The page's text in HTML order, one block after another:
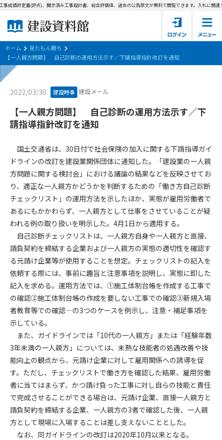
建設資料館とは
東京都の入札資料
国土交通省の入札資料
見たもん勝ち
会員登録について
サポーター会員一覧
会社概要 お問い合わせ
個人情報保護方針
会員規約
績評定書(評点)、開示済み工事設計書、総合評価値、過去の公告原文が無料で閲覧できます。入札に関連す
ホーム
見たもん勝ち
【一人親方問題】 自己診断の運用方法示す／下請指導指針改訂を通知
2022/03/30 建設時事 建設メール
【一人親方問題】 自己診断の運用方法示す／下
請指導指針改訂を通知
国土交通省は、30日付で社会保険の加入に関する下請指導ガイ
ドラインの改訂を建設業関係団体に通知した。「建設業の一人親
方問題に関する検討会」における議論の結果などを反映させてお
り、適正な一人親方かどうかを判断するための「働き方自己診断
チェックリスト」の運用方法を示したほか、実態が雇用労働者で
あるにもかかわらず、一人親方として仕事をさせていることが疑
われる例の取り扱いを明示した。4月1日から適用する。
自己診断チェックリストは、一人親方自身や一人親方と直接、
請負契約を締結する企業および一人親方の実態の適切性を確認す
る元請け企業等が使用することを想定。チェックリストの記入を
依頼する際には、事前に趣旨と注意事項を説明し、実態に即した
記入を求める。運用方法では、①施工体制台帳を作成する工事で
の確認②施工体制台帳の作成を要しない工事での確認③新規入場
者教育等での確認―の3つのケースを例示し、注意・補足事項を
示している。
また、ガイドラインでは「10代の一人親方」または「経験年数
3年未満の一人親方」については、未熟な技能者の処遇改善や技
能向上の観点から、元請け企業に対して雇用関係への誘導を促
す。ただし、チェックリストで働き方を確認した結果、雇用労働
者に当てはまらず、かつ請け負った工事に対し自らの技能と責任
で完成させることができる場合は、元請け企業、直接一人親方と
請負契約を締結する企業、一人親方の3者で確認した後、一人親
方として現場に入場することは差し支えないこととした。
なお、同ガイドラインの改訂は2020年10月以来となる。
第1条（規約の目的）
会員サービスの利用条件等について定めるものです。
2. 管理者が建設資料館WEB上で随時掲載するルールは本規約の
一部を構成するものとします。
第2条（規約の変更）
本規約は、会員の了承を得ることなく、随時変更されることが
あります。変更内容は、建設資料館WEB上に表示した時点で直
ちに全ての会員が了承したものとみなします。
第4条（会員審査および資格の取り消し）
会員とは、本規約を承諾の上、所定の会員申込手続きを完了
後、管理者がこれを承認した者をいいます。
第4条（会員の定義と登録）
1. 管理者は前条により審査の結果、会員申込みをした者が以下
の何れかの項目に該当することがわかった場合、その者の会
員としての権限を承認しないことがあります。
(1) 会員申し込みをした者が実在しなかった場合
(2) 本規約に違反した場合/li>
(3) 会員申し込みの際、申告事項に虚偽があった場合
(4) 会員申込者が管理者所定の手続き通りに会員申込手続き処
理を行わなかった場合
(5) その他管理者が会員とすることを不適当と判断した場合
2. 管理者は承認後であっても承認した会員が前項の何れかに該
当することが判明した場合、会員資格を取り消すことがあり
ます。